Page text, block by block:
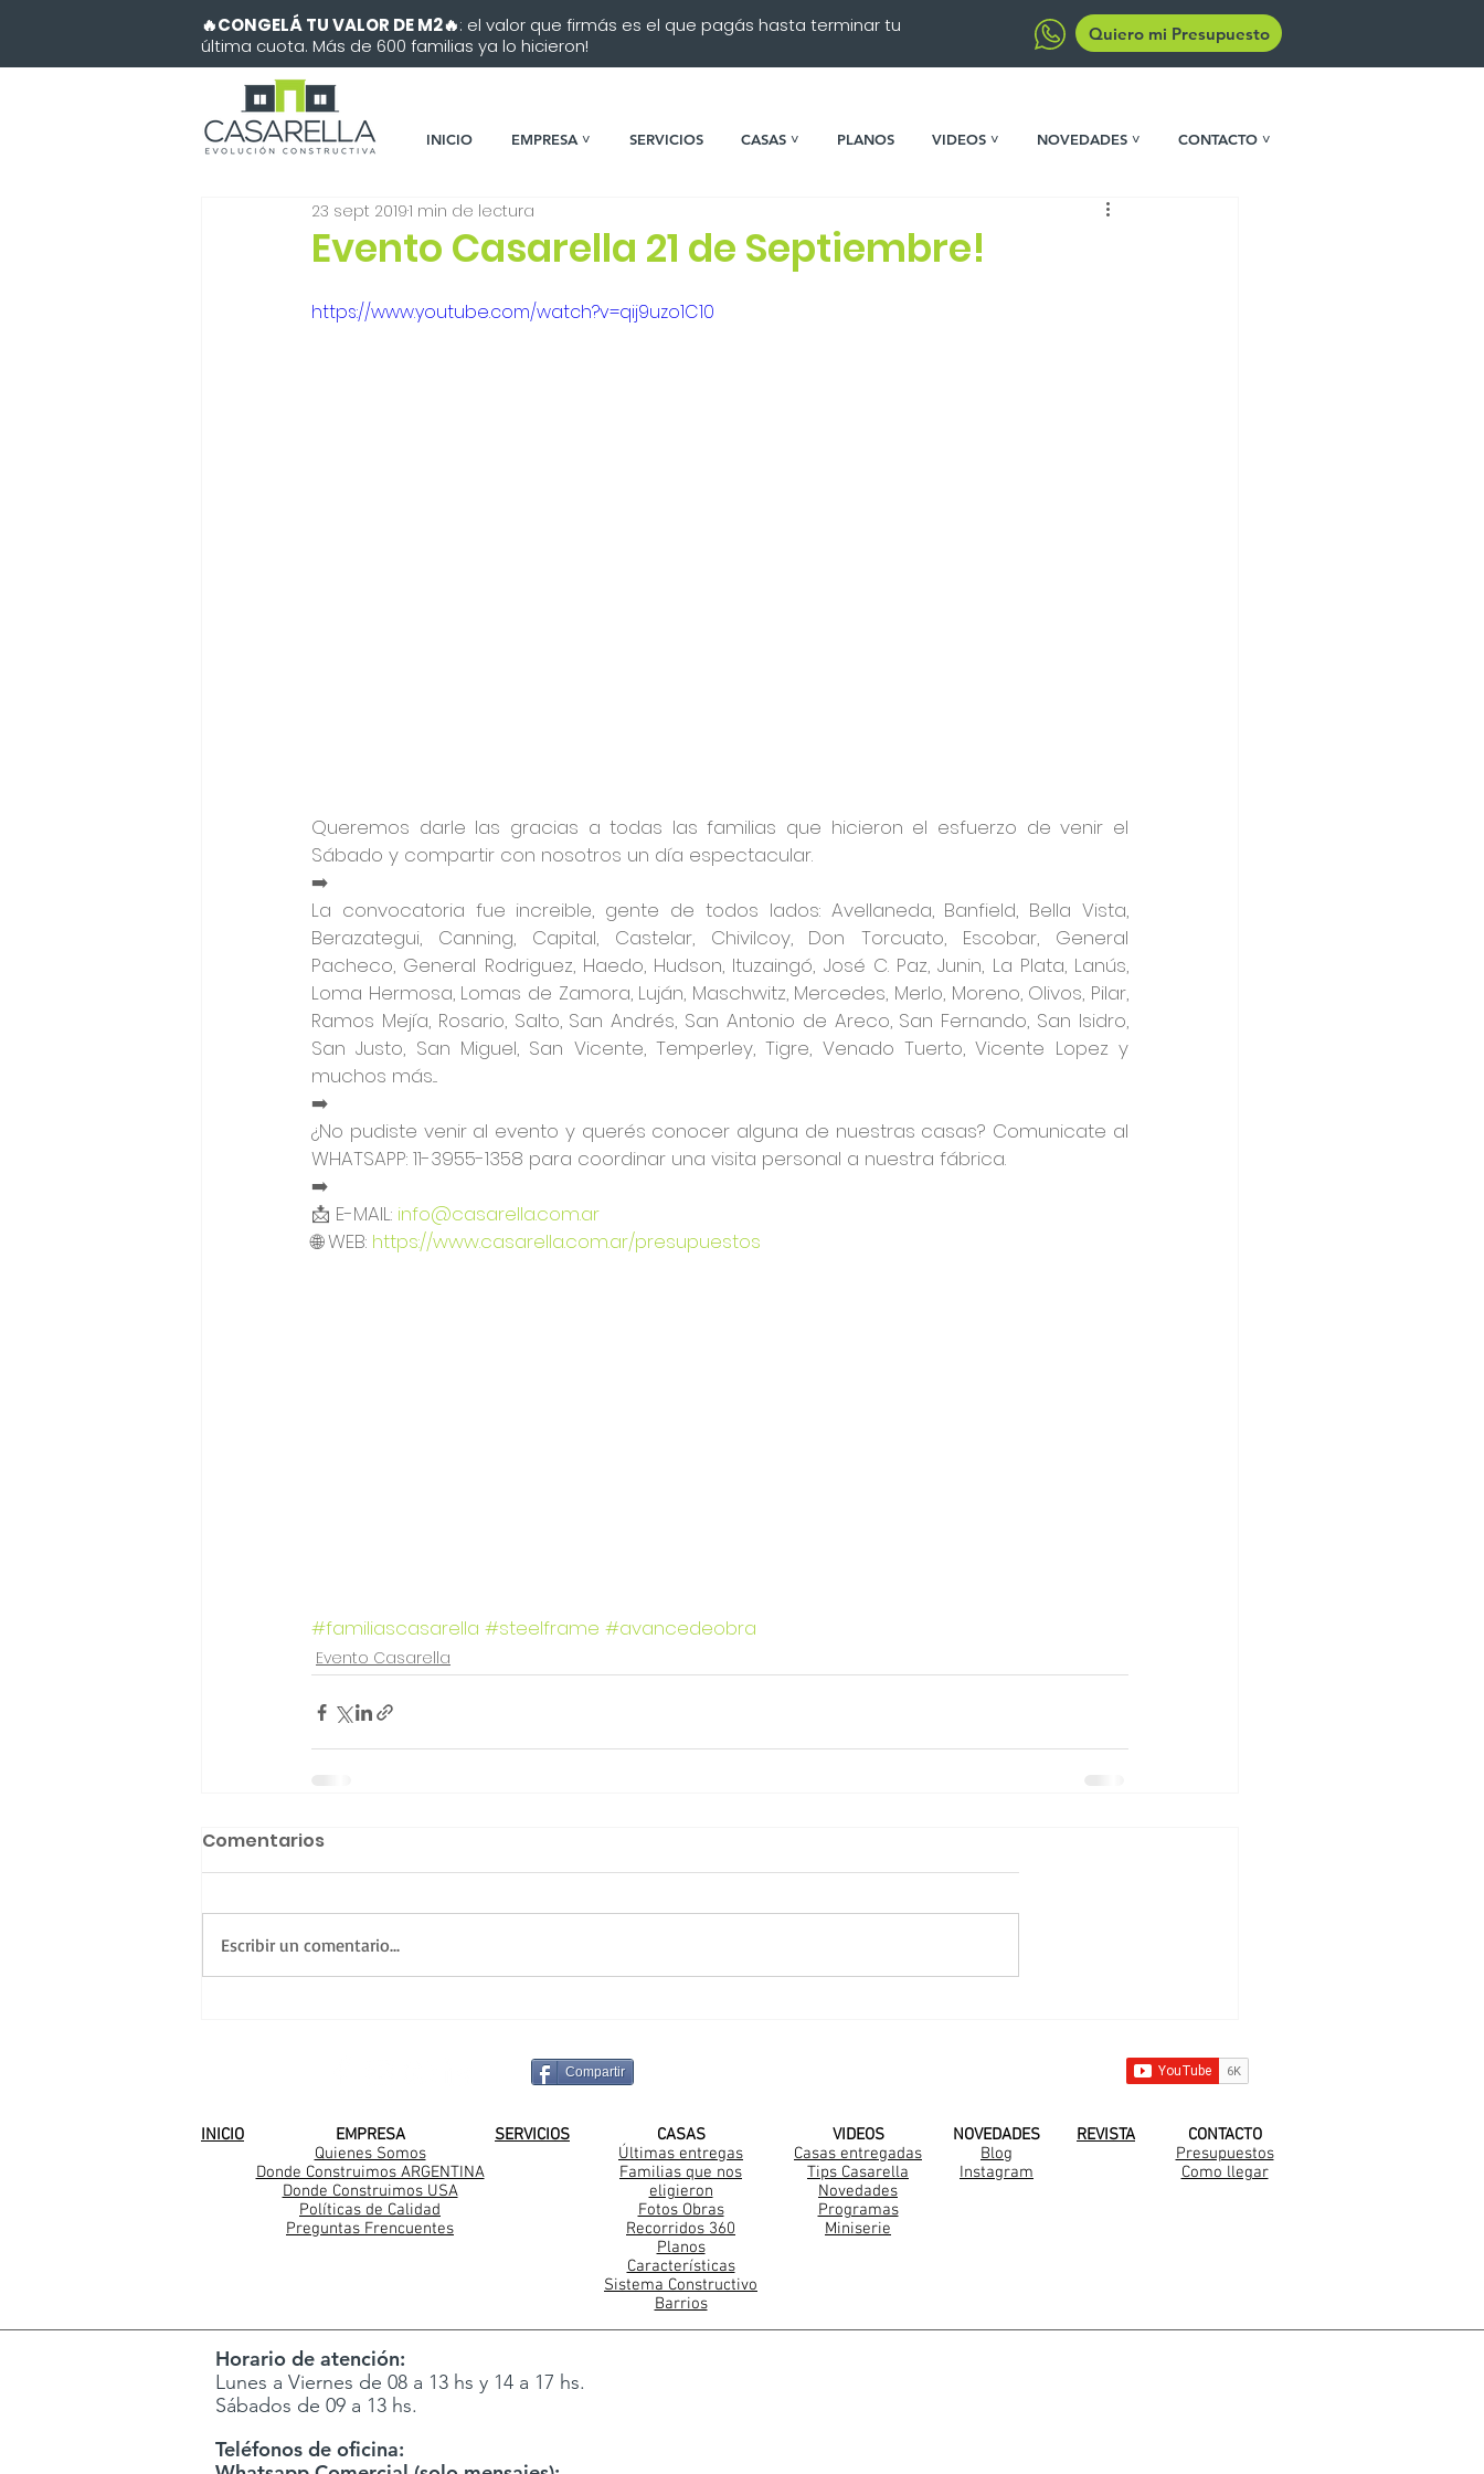
🔥CONGELÁ TU VALOR DE M2🔥: el valor que firmás es el que pagás hasta terminar tu
última cuota. Más de 600 familias ya lo hicieron!
Quiero mi Presupuesto
INICIO EMPRESA ˅ SERVICIOS CASAS ˅ PLANOS VIDEOS ˅ NOVEDADES ˅ CONTACTO ˅
Evento Casarella 21 de Septiembre!
23 sept 20191 min de lectura
https://www.youtube.com/watch?v=qij9uzo1C10
Queremos darle las gracias a todas las familias que hicieron el esfuerzo de venir el
Sábado y compartir con nosotros un día espectacular.
➡️
La convocatoria fue increible, gente de todos lados: Avellaneda, Banfield, Bella Vista,
Berazategui, Canning, Capital, Castelar, Chivilcoy, Don Torcuato, Escobar, General
Pacheco, General Rodriguez, Haedo, Hudson, Ituzaingó, José C. Paz, Junin, La Plata, Lanús,
Loma Hermosa, Lomas de Zamora, Luján, Maschwitz, Mercedes, Merlo, Moreno, Olivos, Pilar,
Ramos Mejía, Rosario, Salto, San Andrés, San Antonio de Areco, San Fernando, San Isidro,
San Justo, San Miguel, San Vicente, Temperley, Tigre, Venado Tuerto, Vicente Lopez y
muchos más....
➡️
¿No pudiste venir al evento y querés conocer alguna de nuestras casas? Comunicate al
WHATSAPP: 11-3955-1358 para coordinar una visita personal a nuestra fábrica.
➡️
📩 E-MAIL: info@casarella.com.ar
🌐 WEB: https://www.casarella.com.ar/presupuestos
#familiascasarella #steelframe #avancedeobra
Evento Casarella
Comentarios
Escribir un comentario...
Compartir
Construccion Steel Frame
INICIO
EMPRESA
Quienes Somos
Donde Construimos ARGENTINA
Donde Construimos USA
Políticas de Calidad
Preguntas Frencuentes
SERVICIOS
CASAS
Últimas entregas
Familias que nos
eligieron
Fotos Obras
Recorridos 360
Planos
Características
Sistema Constructivo
Barrios
VIDEOS
Casas entregadas
Tips Casarella
Novedades
Programas
Miniserie
NOVEDADES
Blog
Instagram
REVISTA
CONTACTO
Presupuestos
Como llegar
Horario de atención:
Lunes a Viernes de 08 a 13 hs y 14 a 17 hs.
Sábados de 09 a 13 hs.
Teléfonos de oficina: